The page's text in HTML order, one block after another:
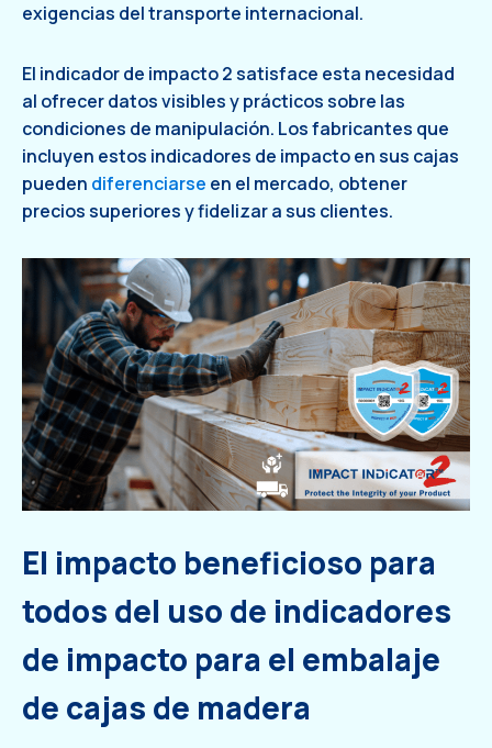
exigencias del transporte internacional.
El indicador de impacto 2 satisface esta necesidad
al ofrecer datos visibles y prácticos sobre las
condiciones de manipulación. Los fabricantes que
incluyen estos indicadores de impacto en sus cajas
pueden diferenciarse en el mercado, obtener
precios superiores y fidelizar a sus clientes.
El impacto beneficioso para
todos del uso de indicadores
de impacto para el embalaje
de cajas de madera